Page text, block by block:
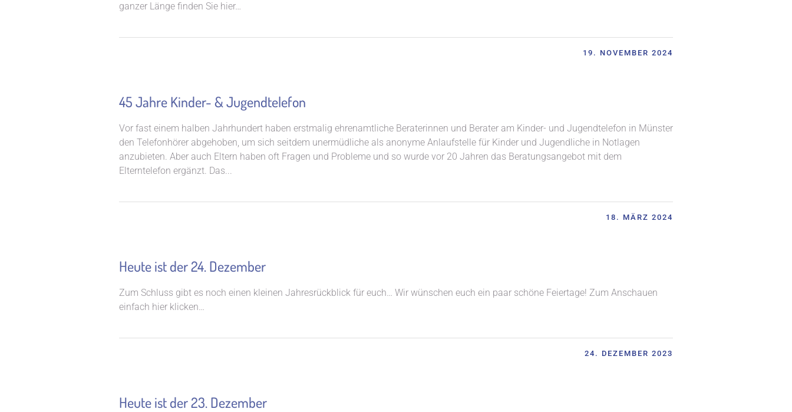
ganzer Länge finden Sie hier…
19. NOVEMBER 2024
45 Jahre Kinder- & Jugendtelefon
Vor fast einem halben Jahrhundert haben erstmalig ehrenamtliche Beraterinnen und Berater am Kinder- und Jugendtelefon in Münster
den Telefonhörer abgehoben, um sich seitdem unermüdliche als anonyme Anlaufstelle für Kinder und Jugendliche in Notlagen
anzubieten. Aber auch Eltern haben oft Fragen und Probleme und so wurde vor 20 Jahren das Beratungsangebot mit dem
Elterntelefon ergänzt. Das...
18. MÄRZ 2024
Heute ist der 24. Dezember
Zum Schluss gibt es noch einen kleinen Jahresrückblick für euch… Wir wünschen euch ein paar schöne Feiertage! Zum Anschauen
einfach hier klicken…
24. DEZEMBER 2023
Heute ist der 23. Dezember